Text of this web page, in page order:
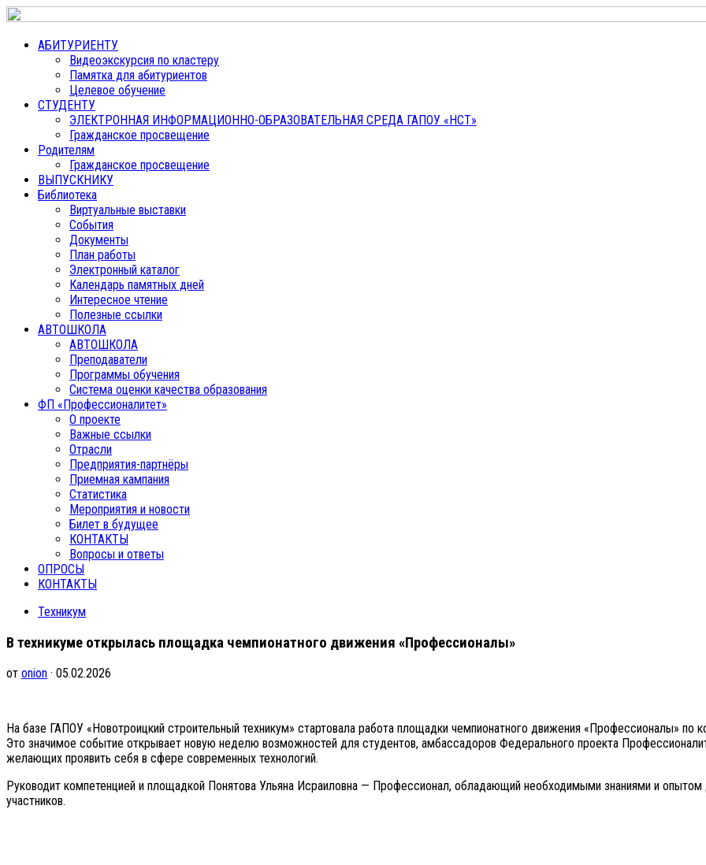
АБИТУРИЕНТУ
Видеоэкскурсия по кластеру
Памятка для абитуриентов
Целевое обучение
СТУДЕНТУ
ЭЛЕКТРОННАЯ ИНФОРМАЦИОННО-ОБРАЗОВАТЕЛЬНАЯ СРЕДА ГАПОУ «НСТ»
Гражданское просвещение
Родителям
Гражданское просвещение
ВЫПУСКНИКУ
Библиотека
Виртуальные выставки
События
Документы
План работы
Электронный каталог
Календарь памятных дней
Интересное чтение
Полезные ссылки
АВТОШКОЛА
АВТОШКОЛА
Преподаватели
Программы обучения
Система оценки качества образования
ФП «Профессионалитет»
О проекте
Важные ссылки
Отрасли
Предприятия-партнёры
Приемная кампания
Статистика
Мероприятия и новости
Билет в будущее
КОНТАКТЫ
Вопросы и ответы
ОПРОСЫ
КОНТАКТЫ
Техникум
В техникуме открылась площадка чемпионатного движения «Профессионалы»
от onion · 05.02.2026
На базе ГАПОУ «Новотроицкий строительный техникум» стартовала работа площадки чемпионатного движения «Профессионалы» по
Это значимое событие открывает новую неделю возможностей для студентов, амбассадоров Федерального проекта
желающих проявить себя в сфере современных технологий.
Руководит компетенцией и площадкой Понятова Ульяна Исраиловна — Профессионал, обладающий необходимыми знаниями и опытом
участников.